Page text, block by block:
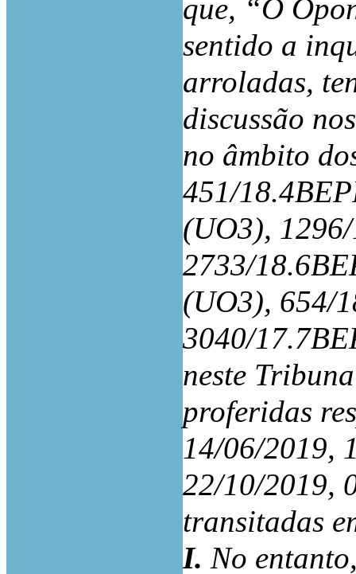
que, “O
sentido a
arroladas,
discussão
no âmbito
451/
(UO3),
2733/
(UO3), 654/
3040/
neste
proferidas
14/06/2019,
22/10/2019,
transitadas
I. No